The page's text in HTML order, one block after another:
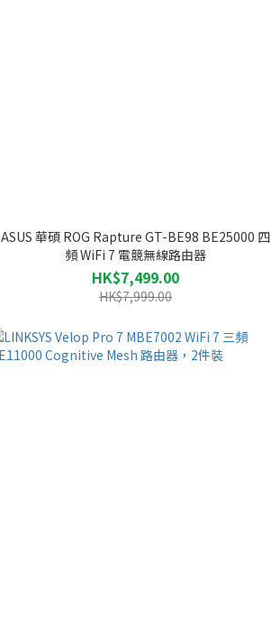
ASUS 華碩 ROG Rapture GT-BE98 BE25000 四
頻 WiFi 7 電競無線路由器
HK$7,499.00
HK$7,999.00